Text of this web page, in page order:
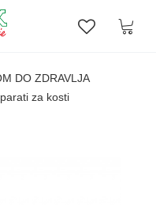
Lista
DO ZDRAVLJA
za kosti